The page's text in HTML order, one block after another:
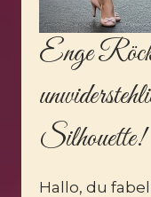
Enge
Silhouette!
Hallo, du